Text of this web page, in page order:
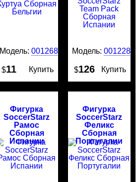
Модель:0012685
$11 Купить
Модель: 0012282
$126 Купить
Фигурка
SoccerStarz
Рамос
Сборная
Испании
Фигурка
SoccerStarz
Феликс
Сборная
Португалии